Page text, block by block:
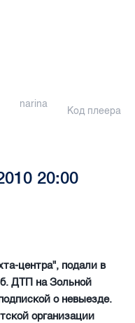
narina
Код плеера
20:00
центра", подали в
ДТП на Зольной
о невыезде.
организации